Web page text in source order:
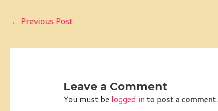
← Previous Post
Leave a Comment
You must be logged in to post a comment.